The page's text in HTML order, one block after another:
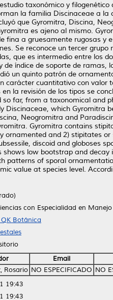
taxonómico y
la familia Discinaceae a
que Gyromitra, Discina,
es ajeno al mismo.
fina a gruesamente rugosas y
Se reconoce un tercer grupo
que es intermedio entre los
de índice de soporte de
un quinto patrón de
carácter cuantitativo con valor
la revisión de los tipos se
far, from a taxonomical and
Discinaceae, which Gyromitra
Neogromitra and
Gyromitra contains
ornamented and 2) stipitates
discoid and globoses
shows low bootstrap and
patterns of sporal
value at species level.
con Especialidad en
Botánica
Email
Rosario NO ESPECIFICADO NO
19:43
19:43